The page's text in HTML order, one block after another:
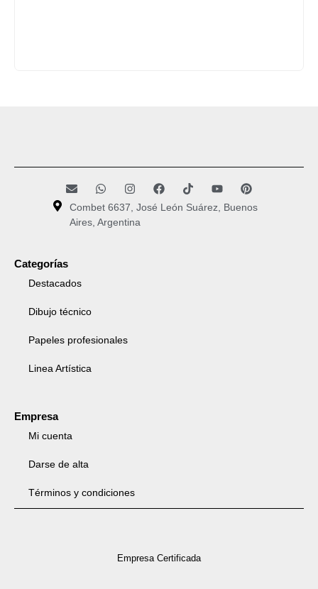
Combet 6637, José León Suárez, Buenos
Aires, Argentina
Categorías
Destacados
Dibujo técnico
Papeles profesionales
Linea Artística
Empresa
Mi cuenta
Darse de alta
Términos y condiciones
Empresa Certificada